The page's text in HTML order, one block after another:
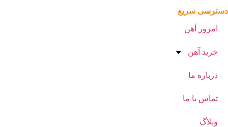
سریع
امروز آهن
خرید آهن
درباره ما
تماس با ما
وبلاگ